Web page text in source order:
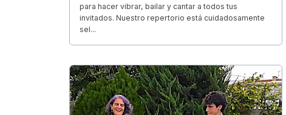
para hacer vibrar, bailar y cantar a todos tus
invitados. Nuestro repertorio está cuidadosamente
sel...